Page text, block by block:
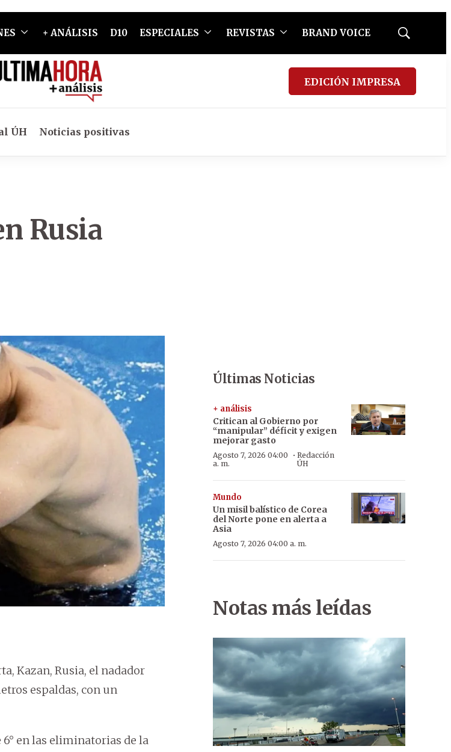
+ ANÁLISIS D10 ESPECIALES REVISTAS BRAND VOICE
Mostrar
EDICIÓN IMPRESA
ÚH Noticias positivas
Rusia
Kazan, Rusia, el nadador
espaldas, con un
en las eliminatorias de la
Últimas Noticias
+ análisis
Critican al Gobierno por
“manipular” déficit y exigen
mejorar gasto
Agosto 7, 2026 04:00
a. m.
· Redacción
ÚH
Mundo
Un misil balístico de Corea
del Norte pone en alerta a
Asia
Agosto 7, 2026 04:00 a. m.
Notas más leídas